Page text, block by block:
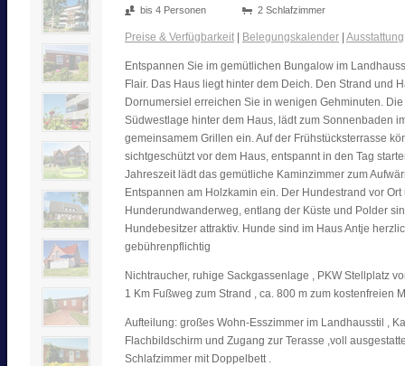
bis 4 Personen
2 Schlafzimmer
Preise & Verfügbarkeit Belegungskalender Ausstattung
Entspannen Sie im gemütlichen Bungalow im
Flair. Das Haus liegt hinter dem Deich. Den Strand und
Dornumersiel erreichen Sie in wenigen Gehminuten.
Südwestlage hinter dem Haus, lädt zum Sonnenbaden
gemeinsamem Grillen ein. Auf der Frühstücksterrasse
sichtgeschützt vor dem Haus, entspannt in den Tag
Jahreszeit lädt das gemütliche Kaminzimmer zum
Entspannen am Holzkamin ein. Der Hundestrand vor
Hunderundwanderweg, entlang der Küste und Polder
Hundebesitzer attraktiv. Hunde sind im Haus Antje
gebührenpflichtig
Nichtraucher, ruhige Sackgassenlage , PKW Stellplatz
1 Km Fußweg zum Strand , ca. 800 m zum kostenfreien
Aufteilung: großes Wohn-Esszimmer im Landhausstil ,
Flachbildschirm und Zugang zur Terasse ,voll
Schlafzimmer mit Doppelbett .